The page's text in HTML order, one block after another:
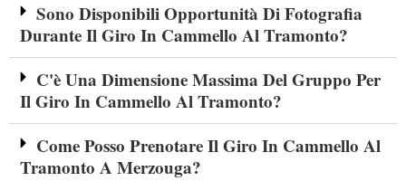
Sono Disponibili Opportunità Di Fotografia
Durante Il Giro In Cammello Al Tramonto?
C'è Una Dimensione Massima Del Gruppo Per
Il Giro In Cammello Al Tramonto?
Come Posso Prenotare Il Giro In Cammello Al
Tramonto A Merzouga?